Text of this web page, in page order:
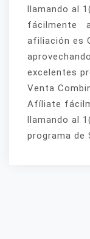
llamando al
fácilmente a
afiliación es
excelentes
Venta
Afíliate
llamando al
programa de